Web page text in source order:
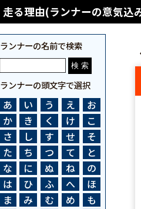
走る理由(ランナーの意気込
ランナーの名前で検索
ランナーの頭文字で選択
あ い う え
お
か
き く け
こ
さ
し す せ
そ
た
ち つ て
と
な
に ぬ ね
の
は
ひ ふ へ
ほ
ま
み む め
も